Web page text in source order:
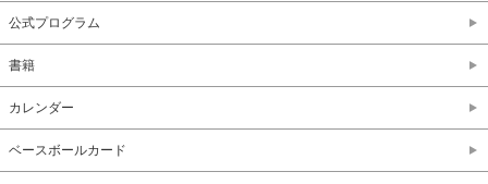
公式プログラム
書籍
カレンダー
ベースボールカード